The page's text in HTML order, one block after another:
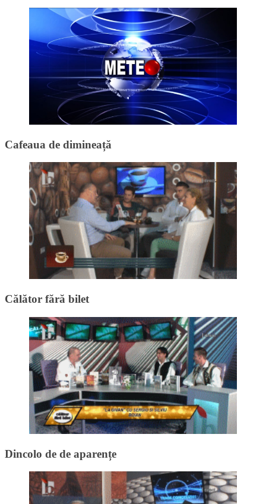
Cafeaua de dimineață
Călător fără bilet
Dincolo de de aparențe